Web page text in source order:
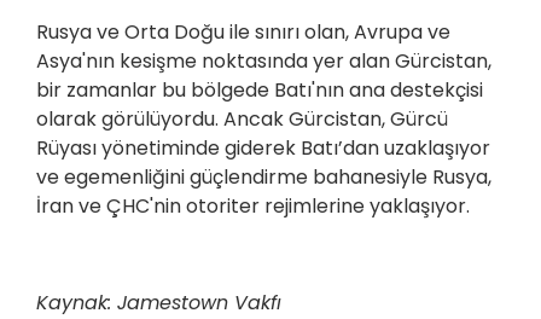
Rusya ve Orta Doğu ile sınırı olan, Avrupa ve
Asya'nın kesişme noktasında yer alan Gürcistan,
bir zamanlar bu bölgede Batı'nın ana destekçisi
olarak görülüyordu. Ancak Gürcistan, Gürcü
Rüyası yönetiminde giderek Batı’dan uzaklaşıyor
ve egemenliğini güçlendirme bahanesiyle Rusya,
İran ve ÇHC'nin otoriter rejimlerine yaklaşıyor.
Kaynak: Jamestown Vakfı